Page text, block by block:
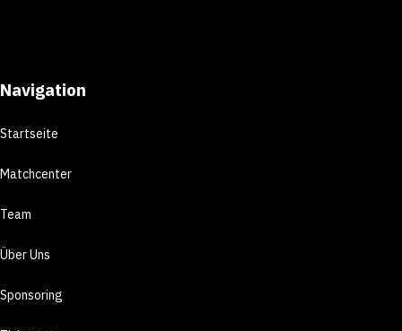
Navigation
Startseite
Matchcenter
Team
Über Uns
Sponsoring